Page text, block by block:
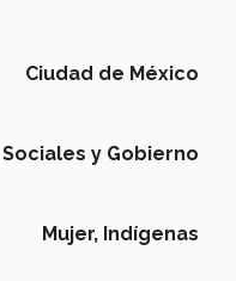
Ciudad de México
y Gobierno
Mujer, Indígenas